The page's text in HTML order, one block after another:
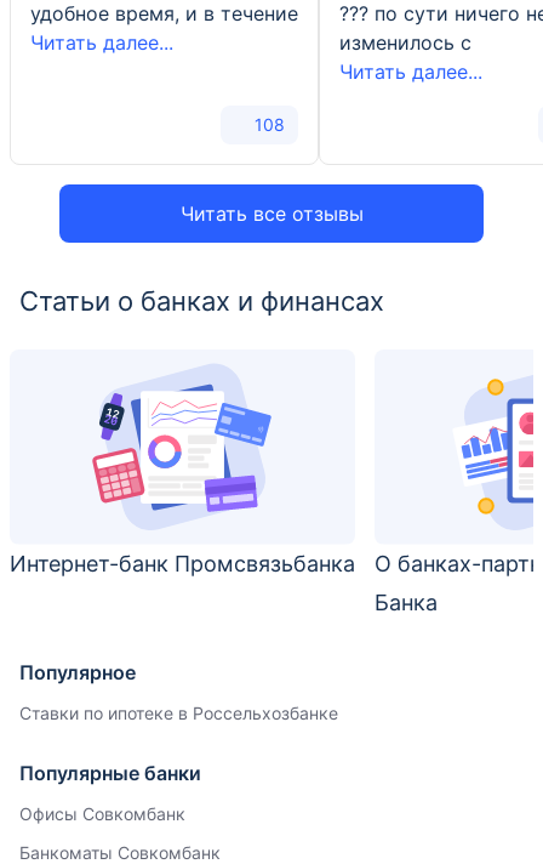
Читать все отзывы
удобное время, и в течение
Читать далее...
108
??? по сути ничего
изменилось с
Читать далее...
Статьи о банках и финансах
Интернет-банк Промсвязьбанка
О банках-
Банка
Популярное
Ставки по ипотеке в Россельхозбанке
Популярные банки
Офисы Совкомбанк
Банкоматы Совкомбанк